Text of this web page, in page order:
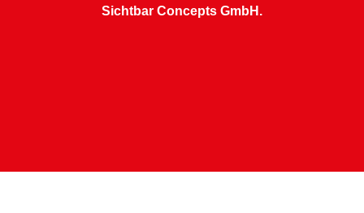
Sichtbar Concepts GmbH.